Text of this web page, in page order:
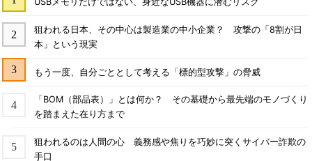
狙われる日本、その中心は製造業の中小企業？ 攻撃の「8割が日
本」という現実
もう一度、自分ごととして考える「標的型攻撃」の脅威
「BOM（部品表）」とは何か？ その基礎から最先端のモノづくり
を踏まえた在り方まで
狙われるのは人間の心 義務感や焦りを巧妙に突くサイバー詐欺の
手口